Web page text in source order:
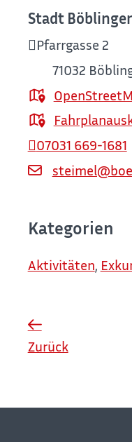
Stadt
Pfarrgasse 2
71032
07031 669-1681
Kategorien
Aktivitäten,
Zurück